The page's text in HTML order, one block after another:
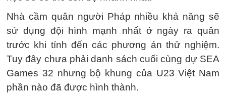
Nhà cầm quân người Pháp nhiều khả năng sẽ
sử dụng đội hình mạnh nhất ở ngày ra quân
trước khi tính đến các phương án thử nghiệm.
Tuy đây chưa phải danh sách cuối cùng dự SEA
Games 32 nhưng bộ khung của U23 Việt Nam
phần nào đã được hình thành.